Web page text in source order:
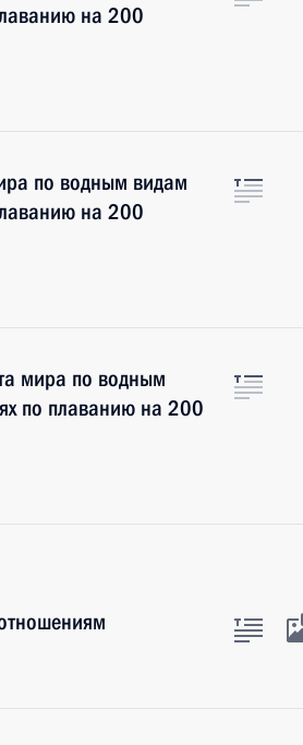
на 200
по водным видам
на 200
мира по водным
по плаванию на 200